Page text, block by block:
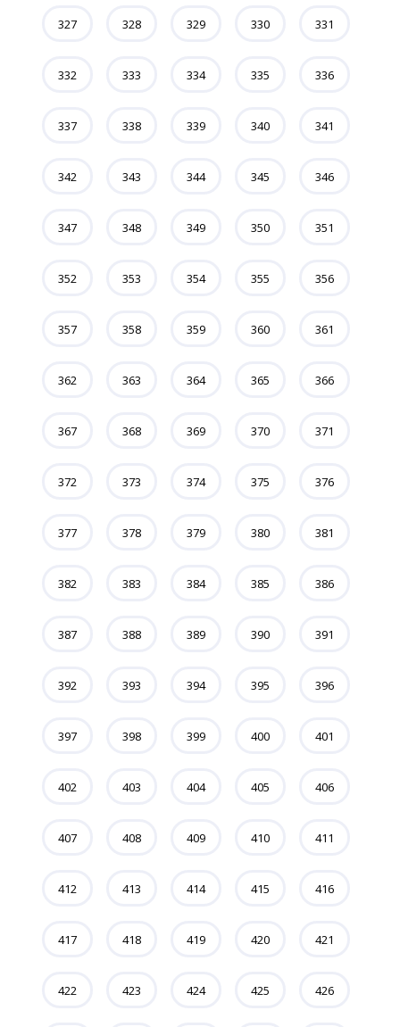
327 328 329 330 331
332 333 334 335 336
337 338 339 340 341
342 343 344 345 346
347 348 349 350 351
352 353 354 355 356
357 358 359 360 361
362 363 364 365 366
367 368 369 370 371
372 373 374 375 376
377 378 379 380 381
382 383 384 385 386
387 388 389 390 391
392 393 394 395 396
397 398 399 400 401
402 403 404 405 406
407 408 409 410 411
412 413 414 415 416
417 418 419 420 421
422 423 424 425 426